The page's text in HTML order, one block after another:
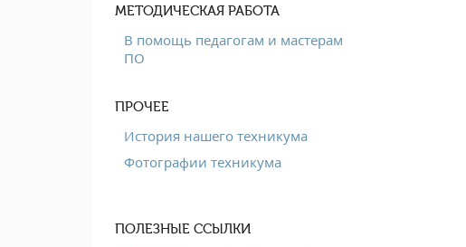
МЕТОДИЧЕСКАЯ РАБОТА
В помощь педагогам и мастерам
ПО
ПРОЧЕЕ
История нашего техникума
Фотографии техникума
ПОЛЕЗНЫЕ ССЫЛКИ